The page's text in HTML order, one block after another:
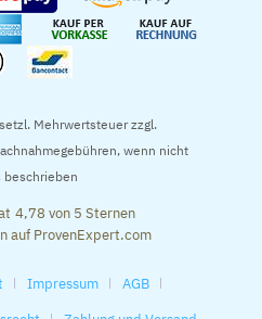
Mehrwertsteuer zzgl.
wenn nicht
beschrieben
4,78 von 5 Sternen
auf ProvenExpert.com
Impressum
AGB